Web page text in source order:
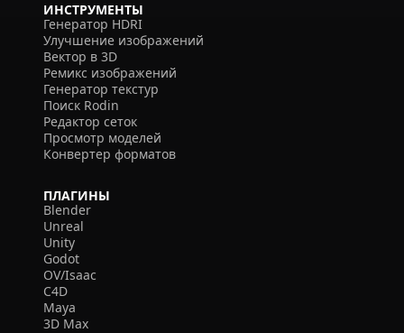
ИНСТРУМЕНТЫ
Генератор HDRI
Улучшение изображений
Вектор в 3D
Ремикс изображений
Генератор текстур
Поиск Rodin
Редактор сеток
Просмотр моделей
Конвертер форматов
ПЛАГИНЫ
Blender
Unreal
Unity
Godot
OV/Isaac
C4D
Maya
3D Max